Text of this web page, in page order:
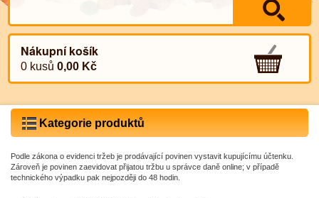
Nákupní košík
0 kusů0,00 Kč
Kategorie produktů
Podle zákona o evidenci tržeb je prodávající povinen vystavit kupujícímu účtenku.
Zároveň je povinen zaevidovat přijatou tržbu u správce daně online; v případě
technického výpadku pak nejpozději do 48 hodin.